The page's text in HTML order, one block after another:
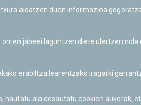
aldatzen duen informazioa
jabeei laguntzen diete ulertzen
erabiltzailearentzako iragarki
ala desautatu cookien aukerak,